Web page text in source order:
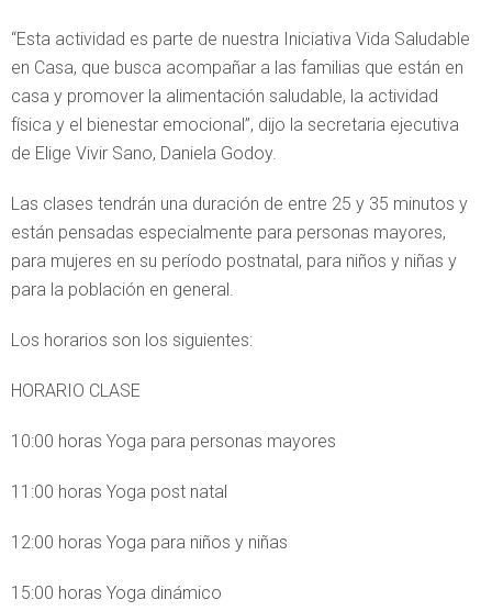
“Esta actividad es parte de nuestra Iniciativa Vida Saludable
en Casa, que busca acompañar a las familias que están en
casa y promover la alimentación saludable, la actividad
física y el bienestar emocional”, dijo la secretaria ejecutiva
de Elige Vivir Sano, Daniela Godoy.
Las clases tendrán una duración de entre 25 y 35 minutos y
están pensadas especialmente para personas mayores,
para mujeres en su período postnatal, para niños y niñas y
para la población en general.
Los horarios son los siguientes:
HORARIO CLASE
10:00 horas Yoga para personas mayores
11:00 horas Yoga post natal
12:00 horas Yoga para niños y niñas
15:00 horas Yoga dinámico